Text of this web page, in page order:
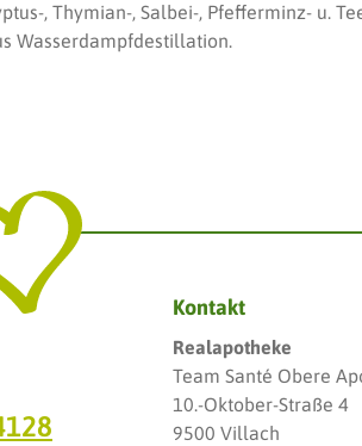
, Thymian-, Salbei-, Pfefferminz- u.
Wasserdampfdestillation.
Kontakt
Realapotheke
Team Santé Obere
10.-Oktober-Straße 4
9500 Villach